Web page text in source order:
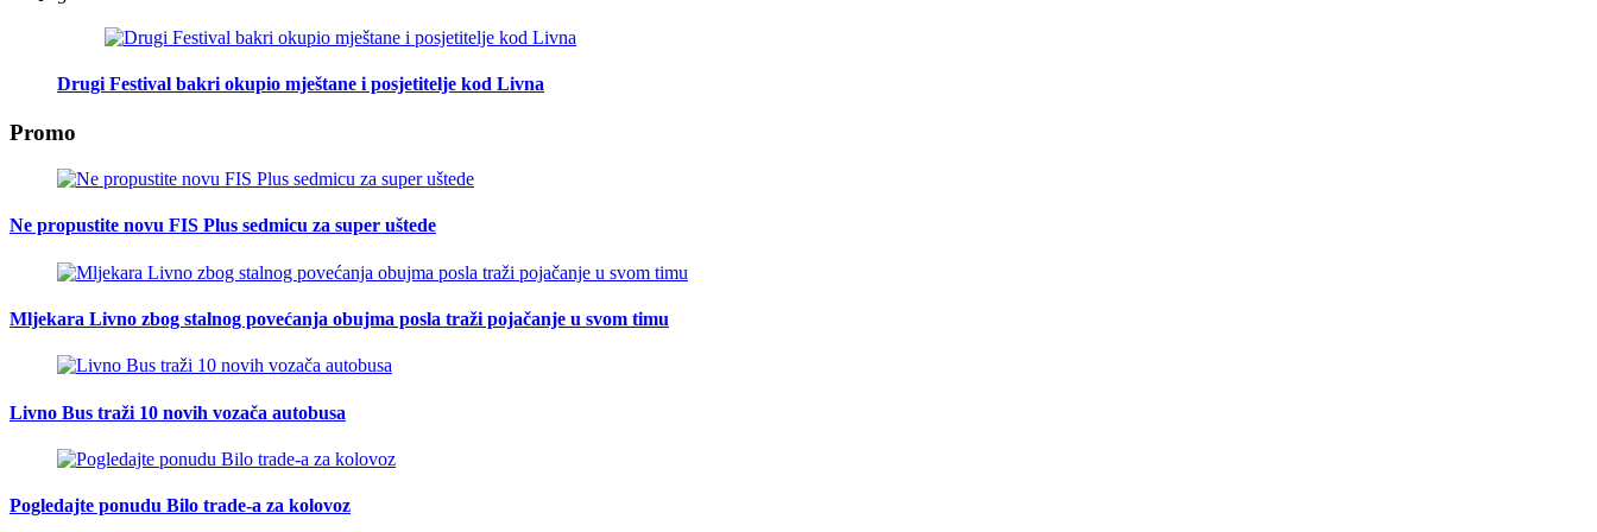
Drugi Festival bakri okupio mještane i posjetitelje kod Livna
Promo
Ne propustite novu FIS Plus sedmicu za super uštede
Mljekara Livno zbog stalnog povećanja obujma posla traži pojačanje u svom timu
Livno Bus traži 10 novih vozača autobusa
Pogledajte ponudu Bilo trade-a za kolovoz